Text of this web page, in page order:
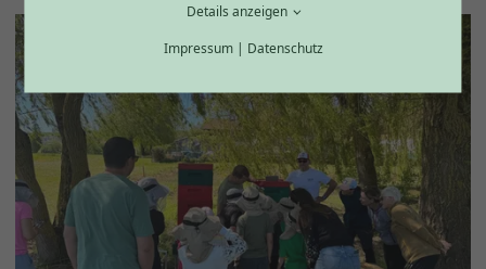
Details anzeigen
Impressum| Datenschutz